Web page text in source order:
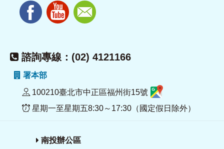
諮詢專線：(02) 4121166
署本部
100210臺北市中正區福州街15號
星期一至星期五8:30～17:30（國定假日除外）
南投辦公區